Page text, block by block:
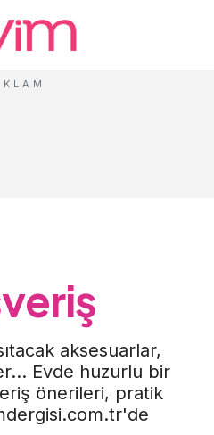
aksesuarlar,
Evde huzurlu bir
önerileri, pratik